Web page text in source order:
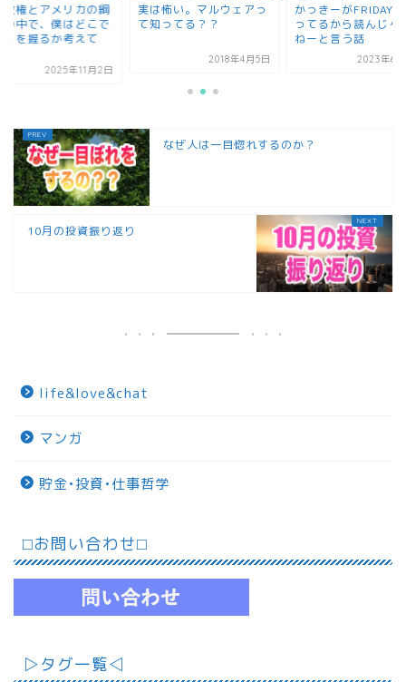
メリカの綱
、僕はどこで
るか考えて
2025年11月2日
実は怖い。マルウェアっ
て知ってる？？
2018年4月5日
かっきーがFRIDAYに載
ってるから読んじゃうよ
ねーと言う話
2023年6月29日
なぜ人は一目惚れするのか？
10月の投資振り返り
life&love&chat
マンガ
貯金•投資•仕事哲学
⬜︎お問い合わせ⬜︎
▷タグ一覧◁